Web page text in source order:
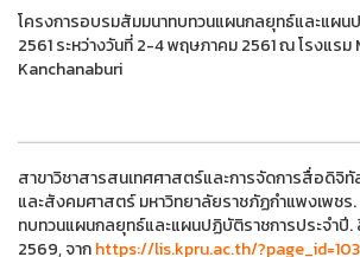
โครงการอบรมสัมมนาทบทวนแผนกลยุทธ์และแผน
2561 ระหว่างวันที่ 2-4 พฤษภาคม 2561 ณ โรงแร
Kanchanaburi
สาขาวิชาสารสนเทศศาสตร์และการจัดการสื่อดิจิ
และสังคมศาสตร์ มหาวิทยาลัยราชภัฏกำแพงเพชร
ทบทวนแผนกลยุทธ์และแผนปฏิบัติราชการประจำปี
2569, จากhttps://lis.kpru.ac.th/